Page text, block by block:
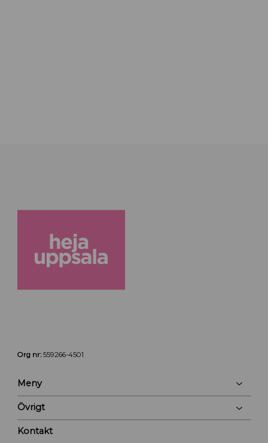
Org nr:559266-4501
Meny
Övrigt
Kontakt